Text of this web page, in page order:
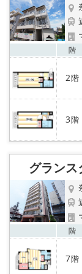
階
2階
3階
グランス
階
7階